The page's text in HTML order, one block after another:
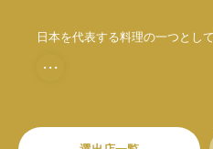
日本を代表する料理の一つとし
・・・